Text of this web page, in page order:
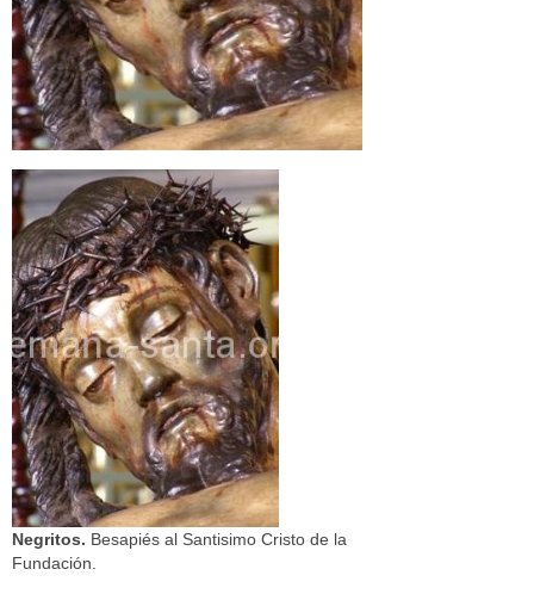
Negritos. Besapiés al Santisimo Cristo de la
Fundación.